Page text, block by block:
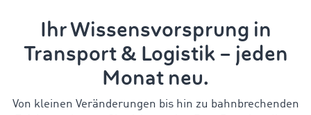
Ihr Wissensvorsprung in
Transport & Logistik – jeden
Monat neu.
Von kleinen Veränderungen bis hin zu bahnbrechenden